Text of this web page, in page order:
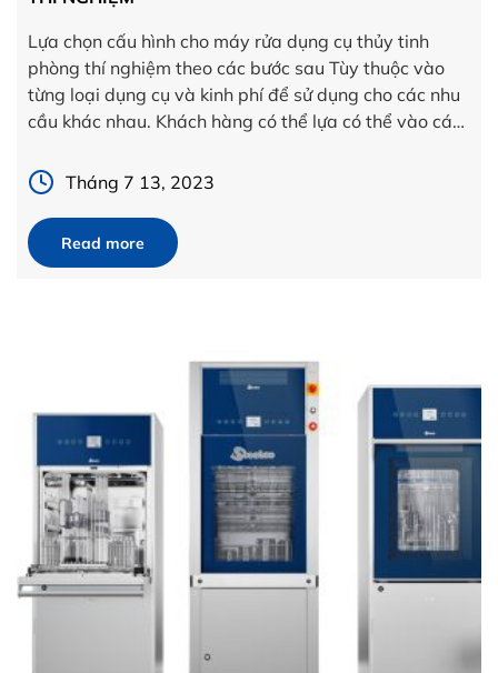
Lựa chọn cấu hình cho máy rửa dụng cụ thủy tinh
phòng thí nghiệm theo các bước sau Tùy thuộc vào
từng loại dụng cụ và kinh phí để sử dụng cho các nhu
cầu khác nhau. Khách hàng có thể lựa có thể vào các
Tháng 7 13, 2023
Read more